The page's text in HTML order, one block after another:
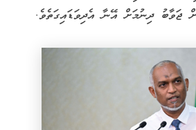
ޖަވާބު ދިނުމަށް އޭނާ އެދިވަޑައިގަތެވެ.